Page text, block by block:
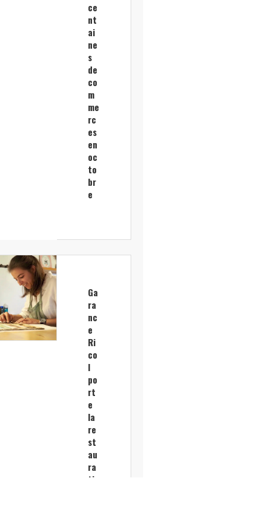
ce
nt
ai
ne
s
de
co
m
me
rc
es
en
oc
to
br
e
Ga
ra
nc
e
Ri
co
l
po
rt
e
la
re
st
au
ra
tio